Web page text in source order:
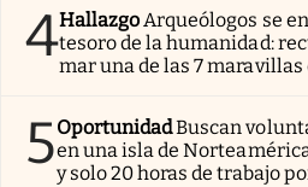
4HallazgoArqueólogos se
tesoro de la humanidad:
mar una de las 7
5OportunidadBuscan
en una isla de
y solo 20 horas de trabajo